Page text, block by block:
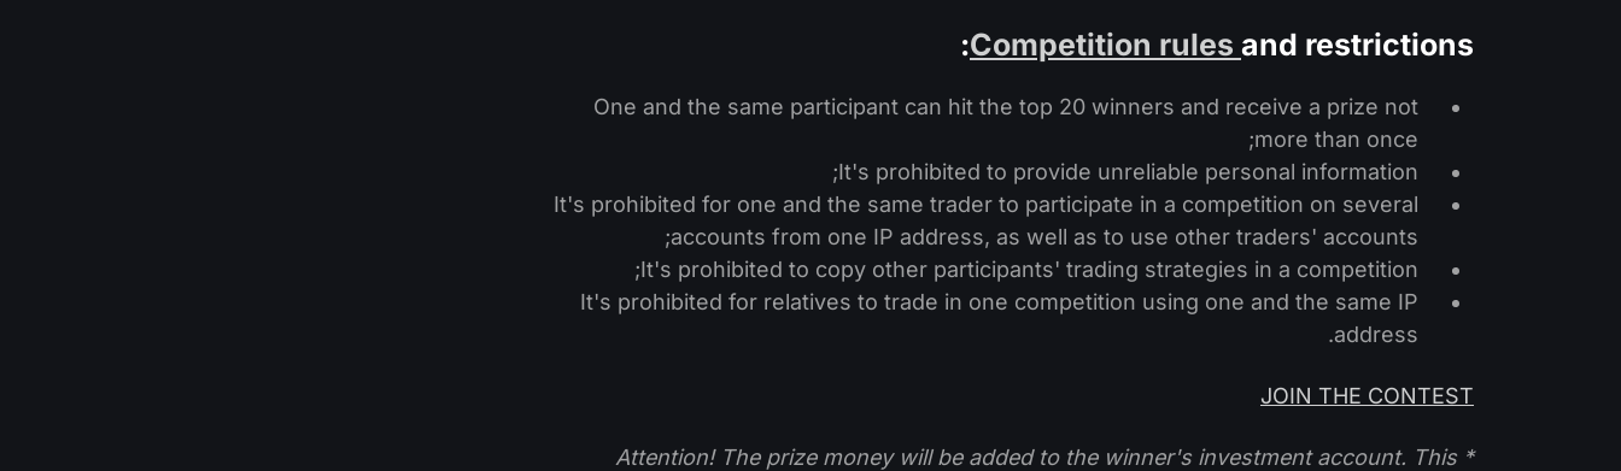
Competition rules and restrictions:
One and the same participant can hit the top 20 winners and receive a prize not
more than once;
It's prohibited to provide unreliable personal information;
It's prohibited for one and the same trader to participate in a competition on several
accounts from one IP address, as well as to use other traders' accounts;
It's prohibited to copy other participants' trading strategies in a competition;
It's prohibited for relatives to trade in one competition using one and the same IP
address.
JOIN THE CONTEST
* Attention! The prize money will be added to the winner's investment account. This